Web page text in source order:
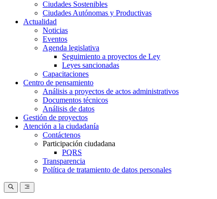
Ciudades Sostenibles
Ciudades Autónomas y Productivas
Actualidad
Noticias
Eventos
Agenda legislativa
Seguimiento a proyectos de Ley
Leyes sancionadas
Capacitaciones
Centro de pensamiento
Análisis a proyectos de actos administrativos
Documentos técnicos
Análisis de datos
Gestión de proyectos
Atención a la ciudadanía
Contáctenos
Participación ciudadana
PQRS
Transparencia
Política de tratamiento de datos personales